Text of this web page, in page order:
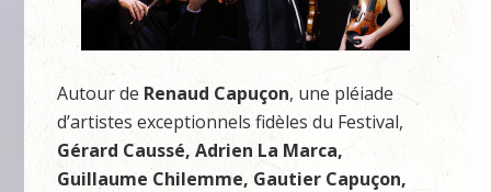
Autour de Renaud Capuçon, une pléiade
d’artistes exceptionnels fidèles du Festival,
Gérard Caussé,Adrien La Marca,
Guillaume Chilemme, Gautier Capuçon,